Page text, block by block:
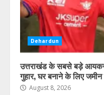
Dehardun
उत्तराखंड के सबसे बड़े आयकर
गुहार, घर बनाने के लिए जमीन
August 8, 2026